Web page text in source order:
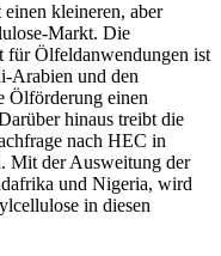
kleineren, aber
Markt. Die
für Ölfeldanwendungen ist
Arabien und den
Ölförderung einen
hinaus treibt die
nach HEC in
Mit der Ausweitung der
und Nigeria, wird
in diesen